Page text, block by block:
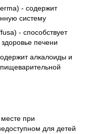
- содержит
систему
- способствует
печени
алкалоиды и
при
для детей